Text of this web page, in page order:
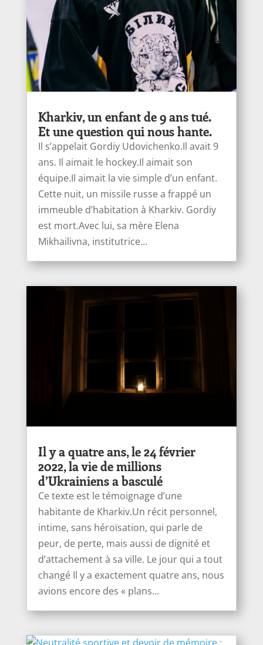
Kharkiv, un enfant de 9 ans tué.
Et une question qui nous hante.
Il s’appelait Gordiy Udovichenko.Il avait 9
ans. Il aimait le hockey.Il aimait son
équipe.Il aimait la vie simple d’un enfant.
Cette nuit, un missile russe a frappé un
immeuble d’habitation à Kharkiv. Gordiy
est mort.Avec lui, sa mère Elena
Mikhailivna, institutrice...
Il y a quatre ans, le 24 février
2022, la vie de millions
d’Ukrainiens a basculé
Ce texte est le témoignage d’une
habitante de Kharkiv.Un récit personnel,
intime, sans héroïsation, qui parle de
peur, de perte, mais aussi de dignité et
d’attachement à sa ville. Le jour qui a tout
changé Il y a exactement quatre ans, nous
avions encore des « plans...